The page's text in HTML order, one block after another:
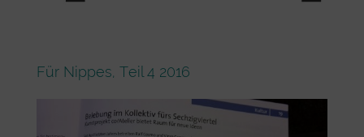
Für Nippes, Teil 4 2016